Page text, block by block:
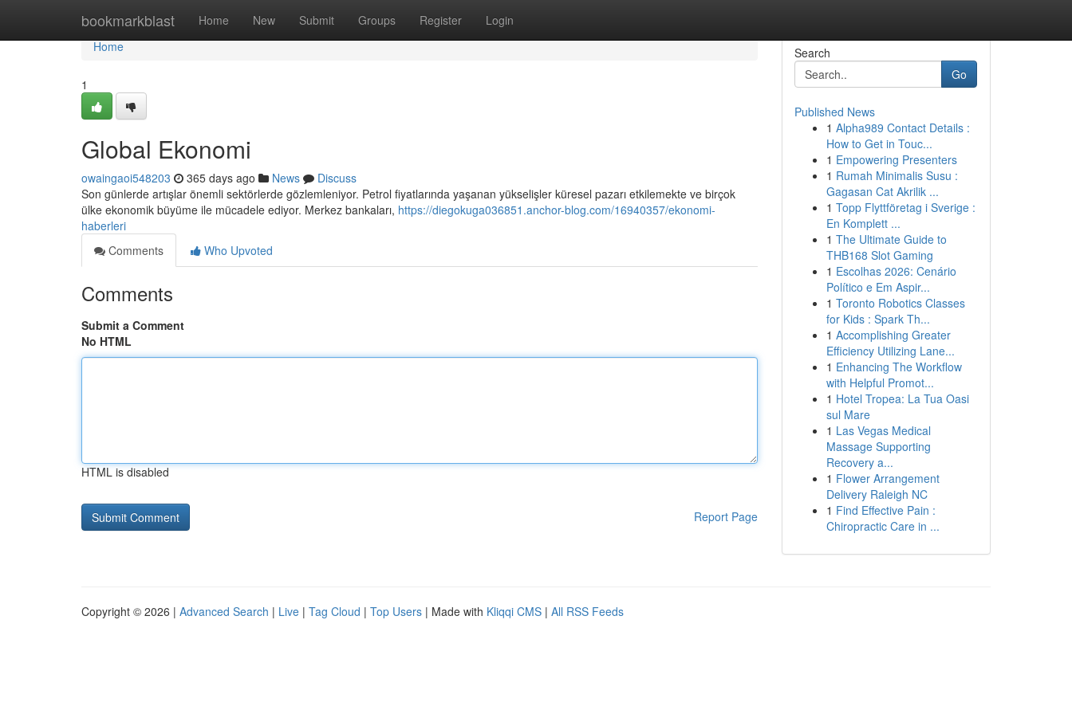
bookmarkblast Home New Submit Groups Register Login
Home
Home
1
Global Ekonomi
owaingaoi548203 365 days ago News
Discuss
Son günlerde artışlar önemli sektörlerde gözlemleniyor. Petrol fiyatlarında yaşanan yükselişler küresel pazarı etkilemekte ve birçok
ülke ekonomik büyüme ile mücadele ediyor. Merkez bankaları, https://diegokuga036851.anchor-blog.com/16940357/ekonomi-
haberleri
Comments
Who Upvoted
Comments
Submit a Comment
No HTML
HTML is disabled
Report Page
Search
Go
Published News
1 Alpha989 Contact Details :
How to Get in Touc...
1 Empowering Presenters
1 Rumah Minimalis Susu :
Gagasan Cat Akrilik ...
1 Topp Flyttföretag i Sverige :
En Komplett ...
1 The Ultimate Guide to
THB168 Slot Gaming
1 Escolhas 2026: Cenário
Político e Em Aspir...
1 Toronto Robotics Classes
for Kids : Spark Th...
1 Accomplishing Greater
Efficiency Utilizing Lane...
1 Enhancing The Workflow
with Helpful Promot...
1 Hotel Tropea: La Tua Oasi
sul Mare
1 Las Vegas Medical
Massage Supporting
Recovery a...
1 Flower Arrangement
Delivery Raleigh NC
1 Find Effective Pain :
Chiropractic Care in ...
Copyright © 2026 | Advanced Search | Live | Tag Cloud | Top Users | Made with Kliqqi CMS | All RSS Feeds